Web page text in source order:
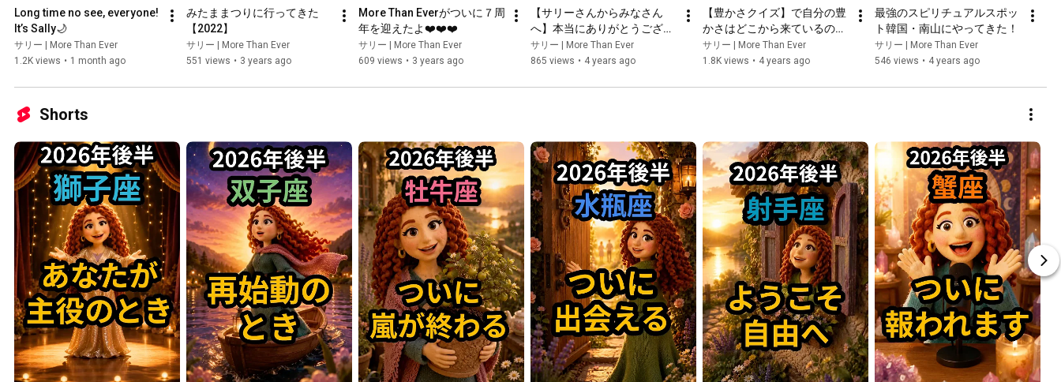
Long time no see, everyone!
It’s Sally🌙
サリー | More Than Ever
1.2K views • 1 month ago
みたままつりに行ってきた
【2022】
サリー | More Than Ever
551 views • 3 years ago
More Than Everがついに７周
年を迎えたよ❤️❤️❤️
サリー | More Than Ever
609 views • 3 years ago
【サリーさんからみなさん
へ】本当にありがとうござい
ます〜❤️✨
サリー | More Than Ever
865 views • 4 years ago
【豊かさクイズ】で自分の豊
かさはどこから来ているのか
チェックしよう✨
サリー | More Than Ever
1.8K views • 4 years ago
最強のスピリチュアルスポッ
ト韓国・南山にやってきた！
サリー | More Than Ever
546 views • 4 years ago
Shorts